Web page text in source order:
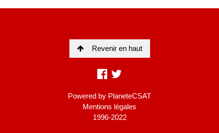
Revenir en haut
Powered by PlaneteCSAT
Mentions légales
1996-2022